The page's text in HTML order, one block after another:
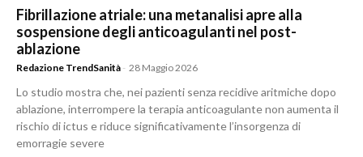
Fibrillazione atriale: una metanalisi apre alla
sospensione degli anticoagulanti nel post-
ablazione
Redazione TrendSanità - 28 Maggio 2026
Lo studio mostra che, nei pazienti senza recidive aritmiche dopo
ablazione, interrompere la terapia anticoagulante non aumenta il
rischio di ictus e riduce significativamente l’insorgenza di
emorragie severe